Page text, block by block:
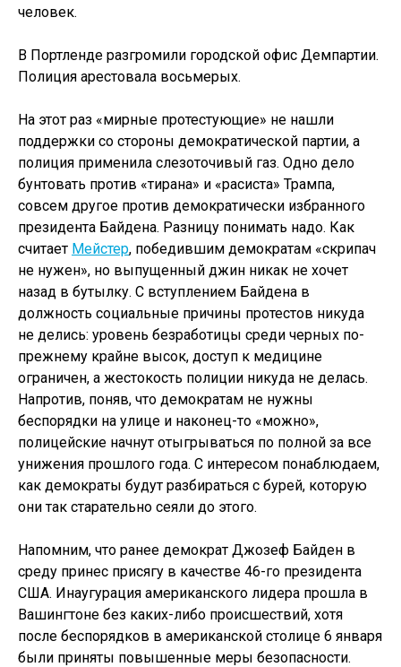
человек.
В Портленде разгромили городской офис Демпартии.
Полиция арестовала восьмерых.
На этот раз «мирные протестующие» не нашли
поддержки со стороны демократической партии, а
полиция применила слезоточивый газ. Одно дело
бунтовать против «тирана» и «расиста» Трампа,
совсем другое против демократически избранного
президента Байдена. Разницу понимать надо. Как
считает Мейстер, победившим демократам «скрипач
не нужен», но выпущенный джин никак не хочет
назад в бутылку. С вступлением Байдена в
должность социальные причины протестов никуда
не делись: уровень безработицы среди черных по-
прежнему крайне высок, доступ к медицине
ограничен, а жестокость полиции никуда не делась.
Напротив, поняв, что демократам не нужны
беспорядки на улице и наконец-то «можно»,
полицейские начнут отыгрываться по полной за все
унижения прошлого года. С интересом понаблюдаем,
как демократы будут разбираться с бурей, которую
они так старательно сеяли до этого.
Напомним, что ранее демократ Джозеф Байден в
среду принес присягу в качестве 46-го президента
США. Инаугурация американского лидера прошла в
Вашингтоне без каких-либо происшествий, хотя
после беспорядков в американской столице 6 января
были приняты повышенные меры безопасности.